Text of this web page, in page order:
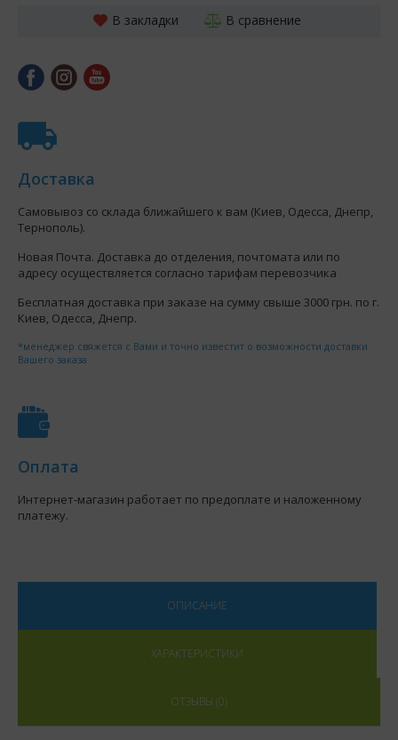
В закладки В сравнение
Доставка
Самовывоз со склада ближайшего к вам (Киев, Одесса, Днепр,
Тернополь).
Новая Почта. Доставка до отделения, почтомата или по
адресу осуществляется согласно тарифам перевозчика
Бесплатная доставка при заказе на сумму свыше 3000 грн. по г.
Киев, Одесса, Днепр.
*менеджер свяжется с Вами и точно известит о возможности доставки
Вашего заказа
Оплата
Интернет-магазин работает по предоплате и наложенному
платежу.
ОПИСАНИЕ
ХАРАКТЕРИСТИКИ
ОТЗЫВЫ (0)